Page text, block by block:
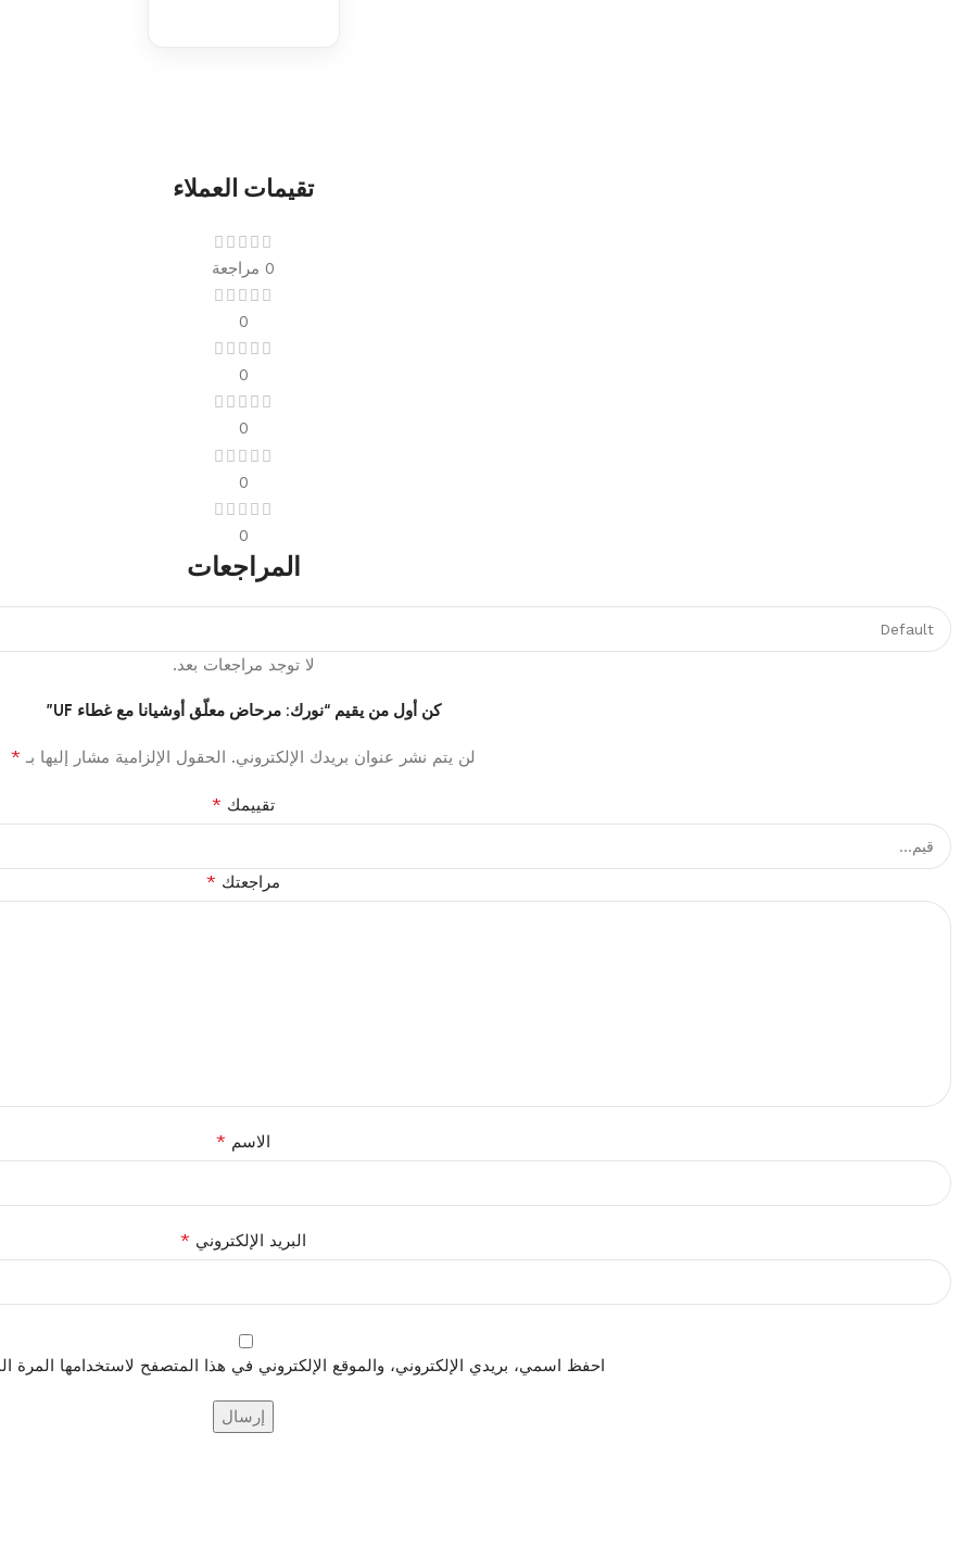
تقيمات العملاء
0 مراجعة
0
0
0
0
0
المراجعات
لا توجد مراجعات بعد.
كن أول من يقيم “نورك: مرحاض معلّق أوشيانا مع غطاء UF”
لن يتم نشر عنوان بريدك الإلكتروني. الحقول الإلزامية مشار إليها بـ *
تقييمك *
مراجعتك *
الاسم *
البريد الإلكتروني *
احفظ اسمي، بريدي الإلكتروني، والموقع الإلكتروني في هذا المتصفح لاستخدامها المرة